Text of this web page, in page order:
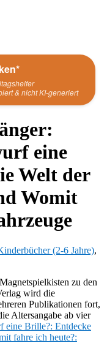
& nicht KI-generiert
eine
Welt der
Womit
(2-6 Jahre),
zu den
wird die
Publikationen fort,
Altersangabe ab vier
eine Brille?: Entdecke
fahre ich heute?: